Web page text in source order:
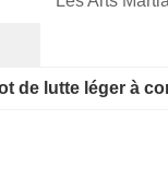
de lutte léger à